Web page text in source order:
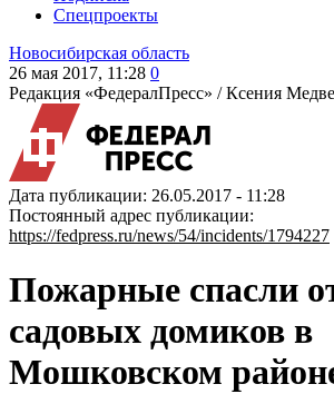
Спецпроекты
Новосибирская область
26 мая 2017, 11:28 0
Редакция «ФедералПресс» /Ксения
Дата публикации: 26.05.2017 - 11:28
Постоянный адрес публикации:
https://fedpress.ru/news/54/incidents/1794227
Пожарные спасли
садовых домиков в
Мошковском